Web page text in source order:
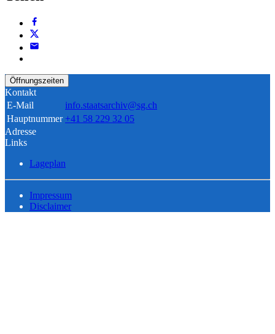
Öffnungszeiten
Kontakt
E-Mail
info.staatsarchiv@sg.ch
Hauptnummer +41 58 229 32 05
Adresse
Links
Lageplan
Impressum
Disclaimer